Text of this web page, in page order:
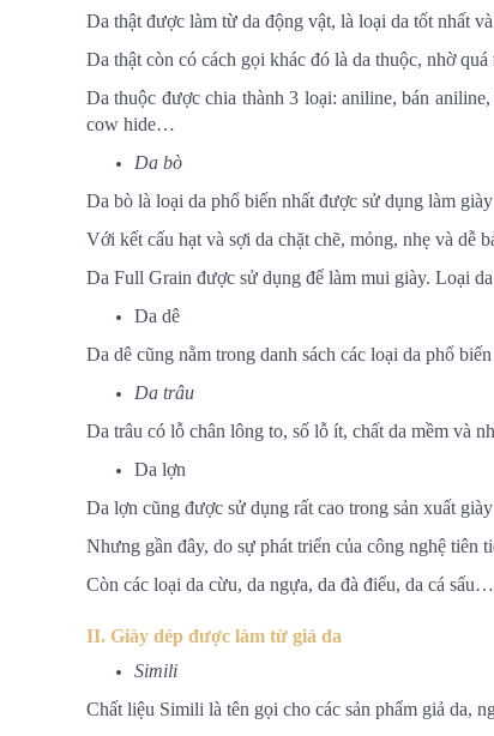
Da thật được làm từ da động vật, là loại da tốt nhất
Da thật còn có cách gọi khác đó là da thuộc, nhờ
Da thuộc được chia thành 3 loại: aniline, bán
cow hide…
Da bò
Da bò là loại da phổ biến nhất được sử dụng làm
Với kết cấu hạt và sợi da chặt chẽ, mỏng, nhẹ và dễ
Da Full Grain được sử dụng để làm mui giày. Loại
Da dê
Da dê cũng nằm trong danh sách các loại da phổ
Da trâu
Da trâu có lỗ chân lông to, số lỗ ít, chất da mềm và
Da lợn
Da lợn cũng được sử dụng rất cao trong sản xuất
Nhưng gần đây, do sự phát triển của công nghệ tiên
Còn các loại da cừu, da ngựa, da đà điểu, da cá
II. Giày dép được làm từ giả da
Simili
Chất liệu Simili là tên gọi cho các sản phẩm giả da,